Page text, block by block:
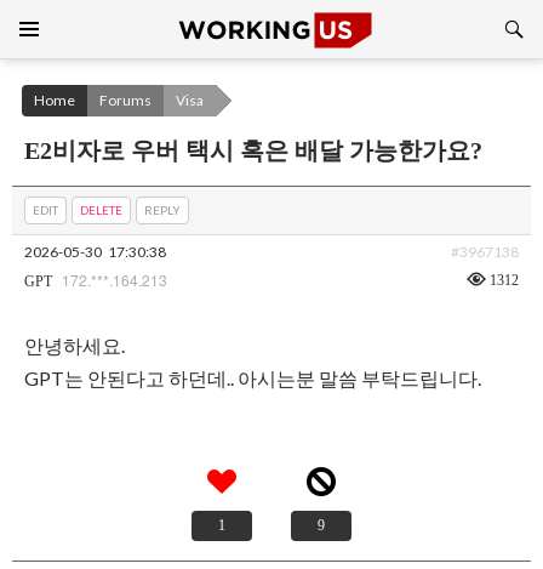
CONTENT
Home Forums Visa
E2비자로 우버 택시 혹은 배달 가능한가요?
EDIT DELETE REPLY
2026-05-30 17:30:38 #3967138
GPT 172.***.164.213 1312
안녕하세요.
GPT는 안된다고 하던데.. 아시는분 말씀 부탁드립니다.
1 9